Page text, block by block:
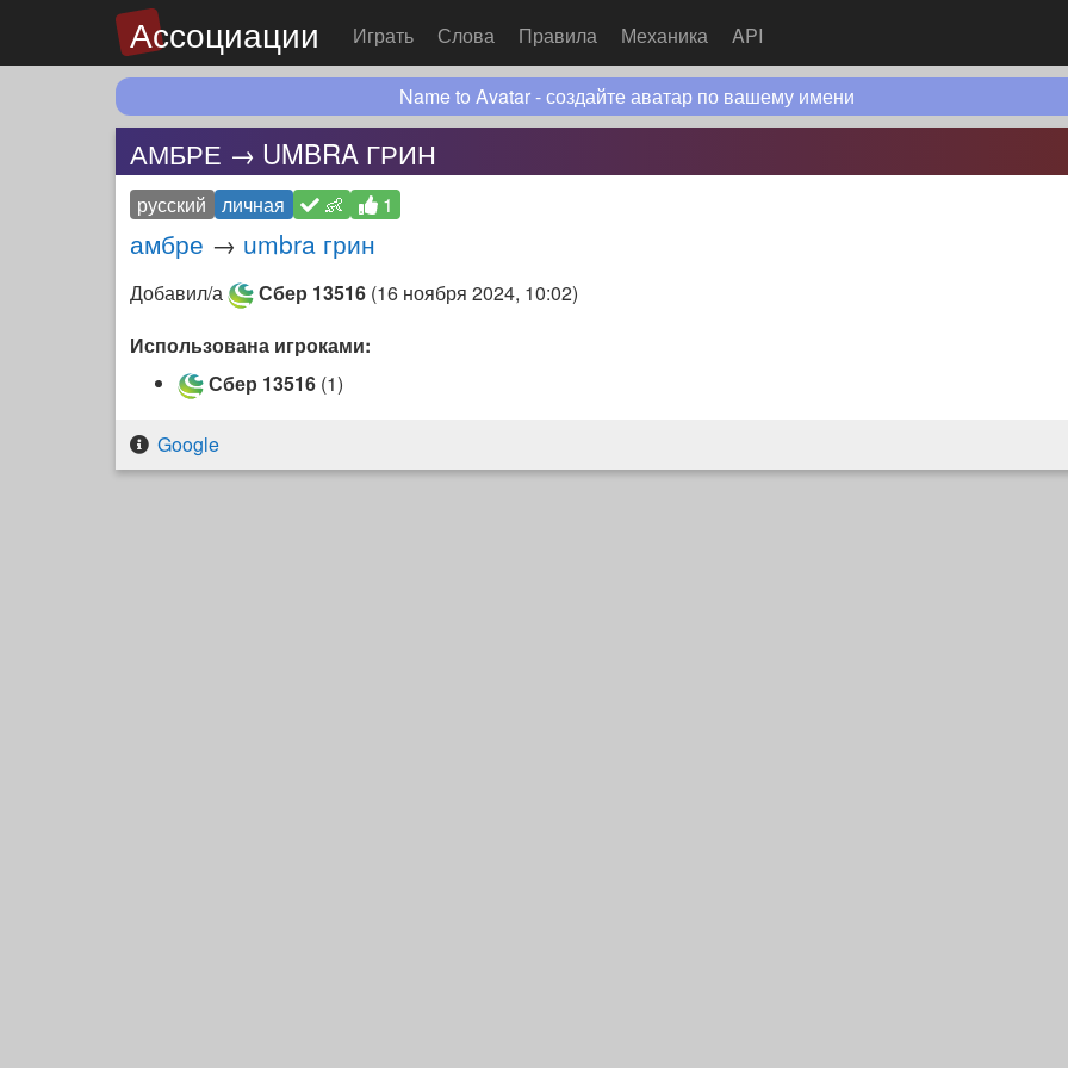
Ассоциации Играть Слова Правила Механика API
Name to Avatar - создайте аватар по вашему имени
АМБРЕ → UMBRA ГРИН
русский личная 👶 1
амбре → umbra грин
Добавил/а Сбер 13516 (16 ноября 2024, 10:02)
Использована игроками:
Сбер 13516 (1)
Google